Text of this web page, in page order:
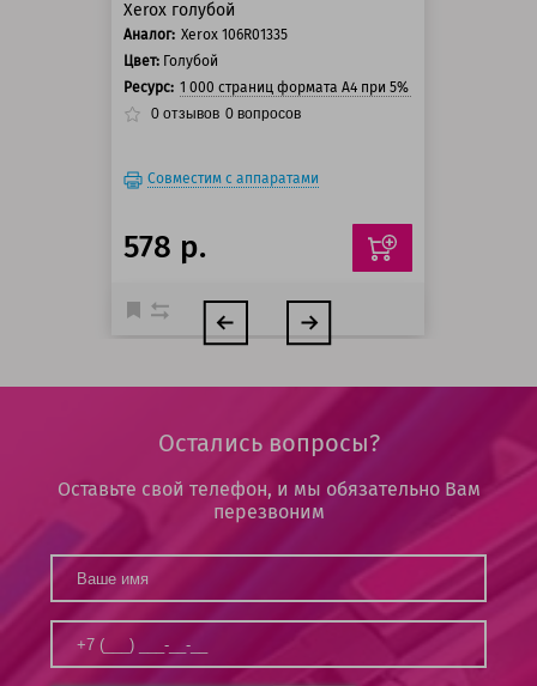
Xerox голубой
Аналог: Xerox 106R01335
Цвет: Голубой
Ресурс: 1 000 страниц формата А4 при 5% заполнении
0 отзывов 0 вопросов
Совместим с аппаратами
578 р.
Остались вопросы?
Оставьте свой телефон, и мы обязательно Вам
перезвоним